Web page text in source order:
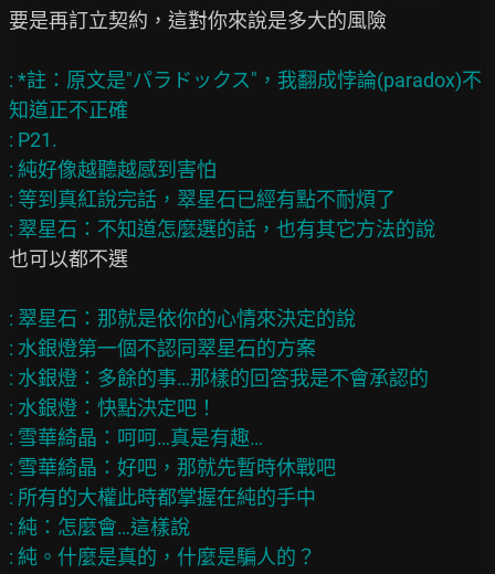
要是再訂立契約，這對你來說是多大的風險
: *註：原文是"パラドックス"，我翻成悖論(paradox)不
知道正不正確
: P21.
: 純好像越聽越感到害怕
: 等到真紅說完話，翠星石已經有點不耐煩了
也可以都不選
: 翠星石：那就是依你的心情來決定的說
: 水銀燈第一個不認同翠星石的方案
: 水銀燈：多餘的事…那樣的回答我是不會承認的
: 水銀燈：快點決定吧！
: 雪華綺晶：呵呵…真是有趣…
: 雪華綺晶：好吧，那就先暫時休戰吧
: 所有的大權此時都掌握在純的手中
: 純：怎麼會…這樣說
: 純。什麼是真的，什麼是騙人的？